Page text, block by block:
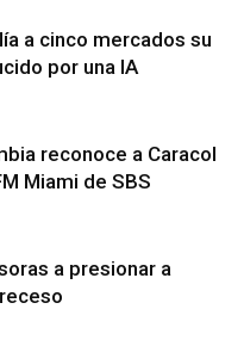
a cinco mercados su
por una IA
reconoce a Caracol
Miami de SBS
a presionar a